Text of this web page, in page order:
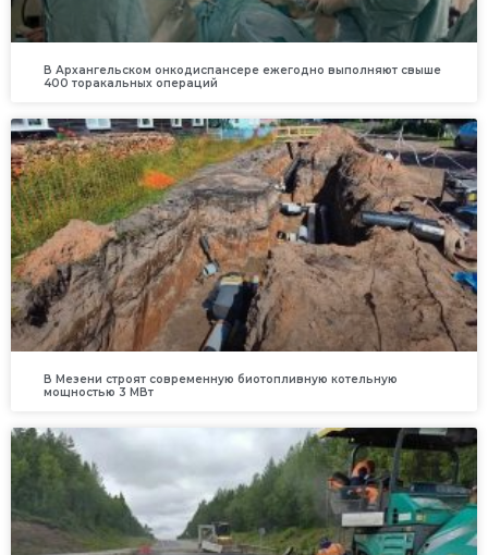
В Архангельском онкодиспансере ежегодно выполняют свыше
400 торакальных операций
В Мезени строят современную биотопливную котельную
мощностью 3 МВт